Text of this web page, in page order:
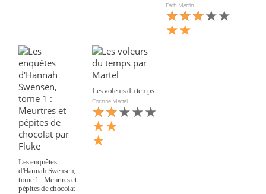
Faith Martin
★★★★★
★★★
★★
Les enquêtes
d'Hannah Swensen,
tome 1 : Meurtres et
pépites de chocolat
Les voleurs du temps
Corinne Martel
★★★★★
★★
★★
★